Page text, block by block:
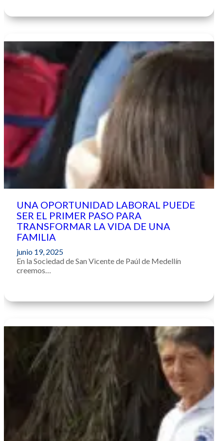
UNA OPORTUNIDAD LABORAL PUEDE
SER EL PRIMER PASO PARA
TRANSFORMAR LA VIDA DE UNA
FAMILIA
junio 19, 2025
En la Sociedad de San Vicente de Paúl de Medellín
creemos…